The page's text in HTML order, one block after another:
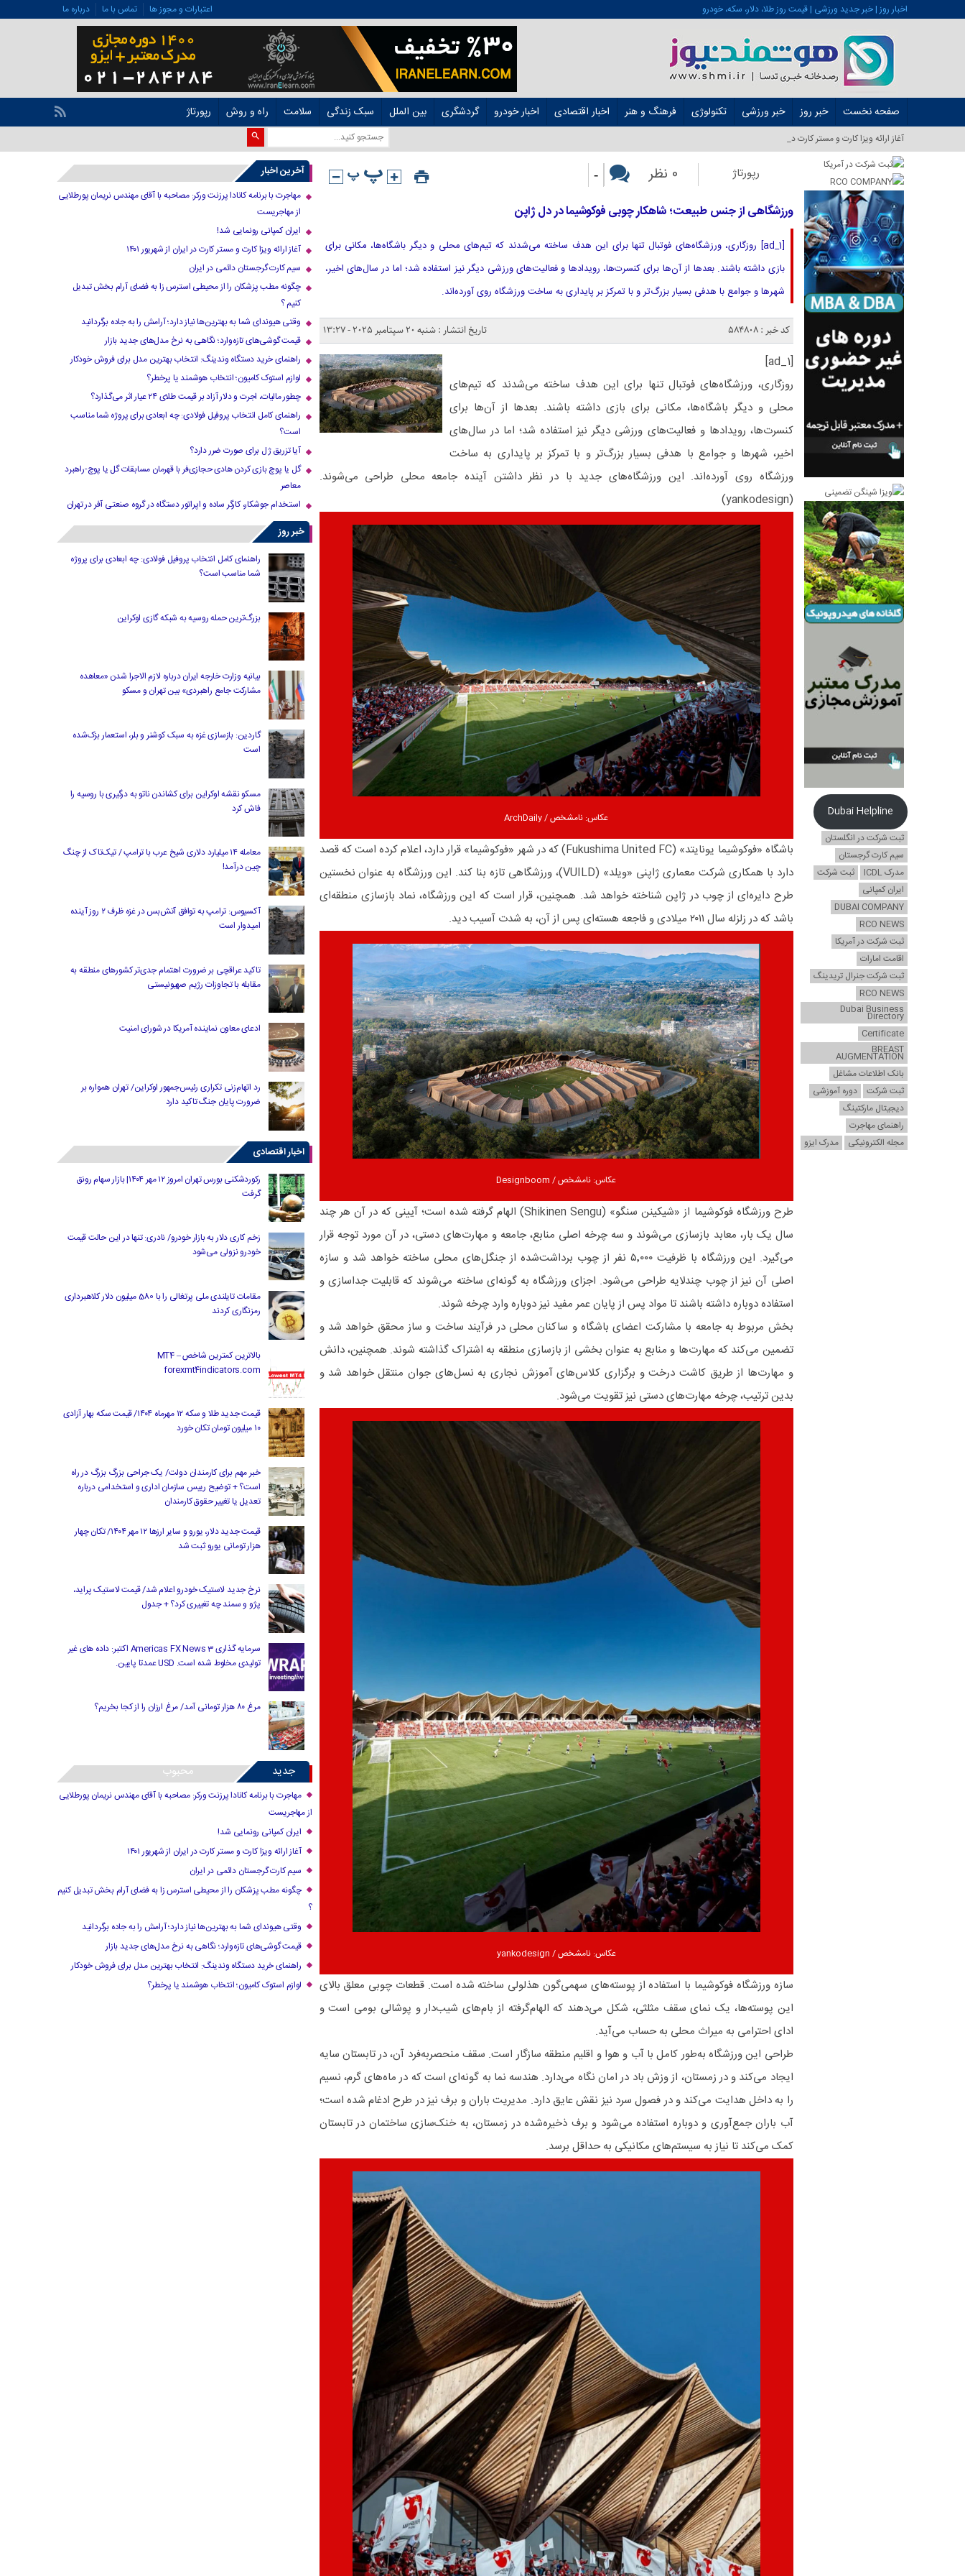
اخبار روز | خبر جدید ورزشی | قیمت روز طلا، دلار، سکه، خودرو اعتبارات و مجوز ها تماس با ما درباره ما
صفحه نخست خبر روز خبر ورزشی تکنولوژی فرهنگ و هنر اخبار اقتصادی اخبار خودرو گردشگری بین الملل سبک زندگی سلامت راه و روش رپورتاژ
آغاز ارائه ویزا کارت و مستر کارت در ایران از شهریور ۱۴۰۱_
رپورتاژ 0 نظر -
ورزشگاهی از جنس طبیعت؛ شاهکار چوبی فوکوشیما در دل ژاپن
[ad_1] روزگاری، ورزشگاه‌های فوتبال تنها برای این هدف ساخته می‌شدند که تیم‌های محلی و دیگر باشگاه‌ها، مکانی برای
بازی داشته باشند. بعدها از آن‌ها برای کنسرت‌ها، رویدادها و فعالیت‌های ورزشی دیگر نیز استفاده شد؛ اما در سال‌های اخیر،
شهرها و جوامع با هدفی بسیار بزرگ‌تر و با تمرکز بر پایداری به ساخت ورزشگاه روی آورده‌اند.
کد خبر : 584808 تاریخ انتشار : شنبه 20 سپتامبر 2025 - 13:27
[ad_1]
روزگاری، ورزشگاه‌های فوتبال تنها برای این هدف ساخته می‌شدند که تیم‌های
محلی و دیگر باشگاه‌ها، مکانی برای بازی داشته باشند. بعدها از آن‌ها برای
کنسرت‌ها، رویدادها و فعالیت‌های ورزشی دیگر نیز استفاده شد؛ اما در سال‌های
اخیر، شهرها و جوامع با هدفی بسیار بزرگ‌تر و با تمرکز بر پایداری به ساخت
ورزشگاه روی آورده‌اند. این ورزشگاه‌های جدید با در نظر داشتن آینده جامعه محلی طراحی می‌شوند.
(yankodesign)
عکاس: نامشخص / ArchDaily
باشگاه «فوکوشیما یونایتد» (Fukushima United FC) که در شهر «فوکوشیما» قرار دارد، اعلام کرده است که قصد
دارد با همکاری شرکت معماری ژاپنی «ویلد» (VUILD)، ورزشگاهی تازه بنا کند. این ورزشگاه به‌ عنوان نخستین
طرح دایره‌ای از چوب در ژاپن شناخته خواهد شد. همچنین، قرار است که این ورزشگاه، نماد بازسازی منطقه‌ای
باشد که در زلزله سال ۲۰۱۱ میلادی و فاجعه هسته‌ای پس از آن، به‌ شدت آسیب دید.
عکاس: نامشخص / Designboom
طرح ورزشگاه فوکوشیما از «شیکینن سنگو» (Shikinen Sengu) الهام گرفته شده است؛ آیینی که در آن هر چند
سال یک بار، معابد بازسازی می‌شوند و سه چرخه اصلی منابع، جامعه و مهارت‌های دستی، در آن مورد توجه قرار
می‌گیرد. این ورزشگاه با ظرفیت ۵٬۰۰۰ نفر از چوب برداشت‌شده از جنگل‌های محلی ساخته خواهد شد و سازه
اصلی آن نیز از چوب چندلایه طراحی می‌شود. اجزای ورزشگاه به گونه‌ای ساخته می‌شوند که قابلیت جداسازی و
استفاده دوباره داشته باشند تا مواد پس از پایان عمر مفید نیز دوباره وارد چرخه شوند.
بخش مربوط به جامعه با مشارکت اعضای باشگاه و ساکنان محلی در فرآیند ساخت و ساز محقق خواهد شد و
تضمین می‌کند که مهارت‌ها و منابع به عنوان بخشی از بازسازی منطقه به اشتراک گذاشته شوند. همچنین، دانش
و مهارت‌ها از طریق کاشت درخت و برگزاری کلاس‌های آموزش نجاری به نسل‌های جوان منتقل خواهد شد و
بدین ترتیب، چرخه مهارت‌های دستی نیز تقویت می‌شود.
عکاس: نامشخص / yankodesign
سازه ورزشگاه فوکوشیما با استفاده از پوسته‌های سهمی‌گون هذلولی ساخته شده است. قطعات چوبی معلق بالای
این پوسته‌ها، یک نمای سقف مثلثی، شکل می‌دهند که الهام‌گرفته از بام‌های شیب‌دار و پوشالی بومی است و
ادای احترامی به میراث محلی به حساب می‌آید.
طراحی این ورزشگاه به‌طور کامل با آب و هوا و اقلیم منطقه سازگار است. سقف منحصربه‌فرد آن، در تابستان سایه
ایجاد می‌کند و در زمستان، از وزش باد در امان نگاه می‌دارد. هندسه نما به گونه‌ای است که در ماه‌های گرم، نسیم
را به داخل هدایت می‌کند و در فصول سرد نیز نقش عایق دارد. مدیریت باران و برف نیز در طرح ادغام شده است؛
آب باران جمع‌آوری و دوباره استفاده می‌شود و برف ذخیره‌شده در زمستان، به خنک‌سازی ساختمان در تابستان
کمک می‌کند تا نیاز به سیستم‌های مکانیکی به حداقل برسد.
Dubai Helpline
ثبت شرکت در انگلستان
سیم کارت گرجستان
مدرک ICDL
ثبت شرکت
ایران کمپانی
DUBAI COMPANY
RCO NEWS
ثبت شرکت در آمریکا
اقامت امارات
ثبت شرکت جنرال تریدینگ
RCO NEWS
Dubai Business
Directory
Certificate
BREAST
AUGMENTATION
بانک اطلاعات مشاغل
ثبت شرکت
دوره آموزشی
دیجیتال مارکتینگ
راهنمای مهاجرت
مجله الکترونیکی
مدرک ایزو
آخرین اخبار
مهاجرت با برنامه کانادا پرزنت ورکر: مصاحبه با آقای مهندس نریمان پورطلایی
از مهاجریست
ایران کمپانی رونمایی شد!
آغاز ارائه ویزا کارت و مستر کارت در ایران از شهریور ۱۴۰۱
سیم کارت گرجستان دائمی در ایران
چگونه مطب پزشکان را از محیطی استرس زا به فضای آرام بخش تبدیل
کنیم ؟
وقتی هیوندای شما به بهترین‌ها نیاز دارد؛ آرامش را به جاده برگردانید
قیمت گوشی‌های تازه‌وارد؛ نگاهی به نرخ مدل‌های جدید بازار
راهنمای خرید دستگاه وندینگ: انتخاب بهترین مدل برای فروش خودکار
لوازم استوک کامیون؛ انتخاب هوشمند یا پرخطر؟
چطور مالیات، اجرت و دلار آزاد بر قیمت طلای ۲۴ عیار اثر می‌گذارد؟
راهنمای کامل انتخاب پروفیل فولادی: چه ابعادی برای پروژه شما مناسب
است؟
آیا تزریق ژل برای صورت ضرر دارد​؟
گل یا پوچ بازی کردن هادی حجازی‌فر با قهرمان مسابقات گل یا پوچ-راهبرد
معاصر
استخدام جوشکار، کارگر ساده و اپراتور دستگاه در گروه صنعتی آفر در تهران
خبر روز
راهنمای کامل انتخاب پروفیل فولادی: چه ابعادی برای پروژه
شما مناسب است؟
بزرگ‌ترین حمله روسیه به شبکه گازی اوکراین
بیانیه وزارت خارجه ایران درباره لازم‌ الاجرا شدن «معاهده
مشارکت جامع راهبردی» بین تهران و مسکو
گاردین: بازسازی غزه به سبک کوشنر و بلر، استعمار بزک‌شده
است
مسکو نقشه اوکراین برای کشاندن ناتو به درگیری با روسیه را
فاش کرد
معامله ۱۴ میلیارد دلاری شیخ عرب با ترامپ / تیک‌تاک از چنگ
چین درآمد!
آکسیوس: ترامپ به توافق آتش‌بس در غزه ظرف ۲ روز آینده
امیدوار است
تاکید عراقچی بر ضرورت اهتمام جدی‌تر کشورهای منطقه به
مقابله با تجاوزات رژیم صهیونیستی
ادعای معاون نماینده آمریکا در شورای امنیت
رد اتهام‌زنی تکراری رئیس‌جمهور اوکراین/ تهران همواره بر
ضرورت پایان جنگ تاکید دارد
اخبار اقتصادی
رکوردشکنی بورس تهران امروز ۱۲ مهر ۱۴۰۴| بازار سهام رونق
گرفت
زخم کاری دلار به بازار خودرو/ نادری: تنها در این حالت قیمت
خودرو نزولی می‌شود
مقامات تایلندی ملی پرتغالی را با 580 میلیون دلار کلاهبرداری
رمزنگاری کردند
بالاترین کمترین شاخص MT4 –
forexmt4indicators.com
قیمت جدید طلا و سکه ۱۲ مهرماه ۱۴۰۴/ قیمت سکه بهار آزادی
۱۰ میلیون تومان تکان خورد
خبر مهم برای کارمندان دولت/ یک جراحی بزرگ بزرگ در راه
است؟ + توضیح رییس سازمان اداری و استخدامی درباره
تعدیل یا تغییر حقوق کارمندان
قیمت جدید دلار، یورو و سایر ارزها ۱۲ مهر ۱۴۰۴/ تکان چهار
هزار تومانی یورو ثبت شد
نرخ جدید لاستیک خودرو اعلام شد/ قیمت لاستیک پراید،
پژو و سمند چه تغییری کرد؟ + جدول
سرمایه گذاری Americas FX News 3 اکتبر: داده های غیر
تولیدی مخلوط شده است. USD عمدتا پایین.
مرغ ۸۰ هزار تومانی آمد/ مرغ ارزان را از کجا بخریم؟
جدید محبوب
مهاجرت با برنامه کانادا پرزنت ورکر: مصاحبه با آقای مهندس نریمان پورطلایی
از مهاجریست
ایران کمپانی رونمایی شد!
آغاز ارائه ویزا کارت و مستر کارت در ایران از شهریور ۱۴۰۱
سیم کارت گرجستان دائمی در ایران
چگونه مطب پزشکان را از محیطی استرس زا به فضای آرام بخش تبدیل کنیم
؟
وقتی هیوندای شما به بهترین‌ها نیاز دارد؛ آرامش را به جاده برگردانید
قیمت گوشی‌های تازه‌وارد؛ نگاهی به نرخ مدل‌های جدید بازار
راهنمای خرید دستگاه وندینگ: انتخاب بهترین مدل برای فروش خودکار
لوازم استوک کامیون؛ انتخاب هوشمند یا پرخطر؟